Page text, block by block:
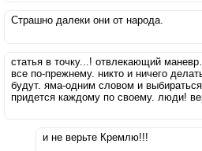
Страшно далеки они от народа.
статья в точку...! отвлекающий
все по-прежнему. никто и ничего
будут. яма-одним словом и
придется каждому по своему. люди!
и не верьте Кремлю!!!